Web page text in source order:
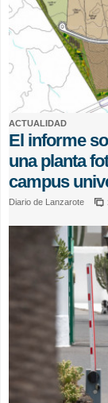
ACTUALIDAD
El informe
una planta
campus
Diario de Lanzarote